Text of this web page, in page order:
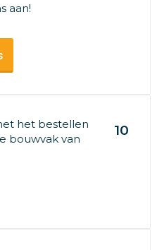
aan!
het bestellen
bouwvak van
10